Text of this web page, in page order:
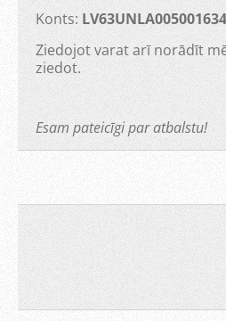
Konts:
Ziedojot varat arī norādīt
ziedot.
Esam pateicīgi par atbalstu!